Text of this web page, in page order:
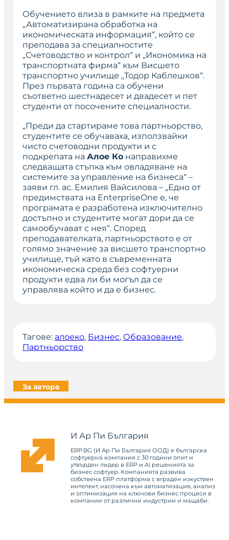
Обучението влиза в рамките на предмета
„Автоматизирана обработка на
икономическата информация“, който се
преподава за специалностите
„Счетоводство и контрол“ и „Икономика на
транспортната фирма“ към Висшето
транспортно училище „Тодор Каблешков“.
През първата година са обучени
съответно шестнадесет и двадесет и пет
студенти от посочените специалности.
„Преди да стартираме това партньорство,
студентите се обучаваха, използвайки
чисто счетоводни продукти и с
подкрепата на Алое Ко направихме
следващата стъпка към овладяване на
системите за управление на бизнеса“ –
заяви гл. ас. Емилия Вайсилова – „Едно от
предимствата на EnterpriseOne е, че
програмата е разработена изключително
достъпно и студентите могат дори да се
самообучават с нея“. Според
преподавателката, партньорството е от
голямо значение за висшето транспортно
училище, тъй като в съвременната
икономическа среда без софтуерни
продукти едва ли би могъл да се
управлява който и да е бизнес.
Тагове: алоеко, Бизнес, Образование
Партньорство
За автора
И Ар Пи България
ERP.BG (И Ар Пи България ООД) е българска
софтуерна компания с 30 години опит и
утвърден лидер в ERP и AI решенията за
бизнес софтуер. Компанията развива
собствена ERP платформа с вграден изкуствен
интелект, насочена към автоматизация, анализ
и оптимизация на ключови бизнес процеси в
компании от различни индустрии и мащаби.